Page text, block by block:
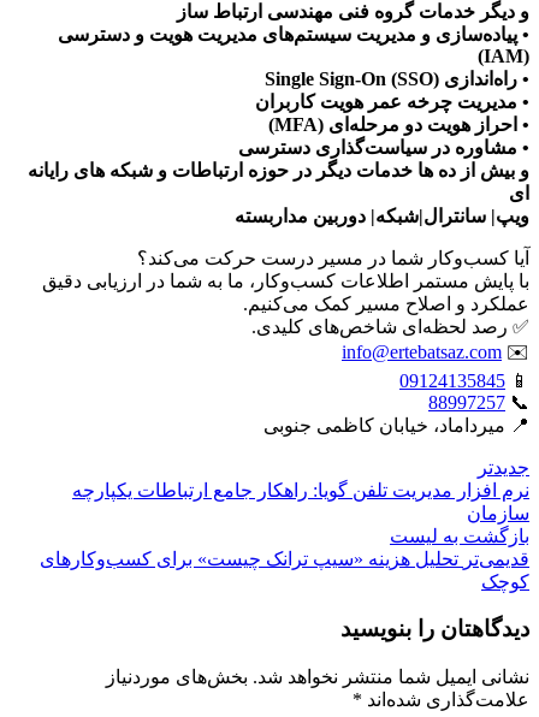
و دیگر خدمات گروه فنی مهندسی ارتباط ساز
• پیاده‌سازی و مدیریت سیستم‌های مدیریت هویت و دسترسی
(IAM)
• راه‌اندازی Single Sign-On (SSO)
• مدیریت چرخه عمر هویت کاربران
• احراز هویت دو مرحله‌ای (MFA)
• مشاوره در سیاست‌گذاری دسترسی
و بیش از ده ها خدمات دیگر در حوزه ارتباطات و شبکه های رایانه
ای
ویپ| سانترال|شبکه| دوربین مداربسته
آیا کسب‌وکار شما در مسیر درست حرکت می‌کند؟
با پایش مستمر اطلاعات کسب‌وکار، ما به شما در ارزیابی دقیق
عملکرد و اصلاح مسیر کمک می‌کنیم.
✅ رصد لحظه‌ای شاخص‌های کلیدی.
✉️
info@ertebatsaz.com
📱
09124135845
📞
88997257
📍 میرداماد، خیابان کاظمی جنوبی
جدیدتر
نرم افزار مدیریت تلفن گویا: راهکار جامع ارتباطات یکپارچه
سازمان
بازگشت بە لیست
قدیمی‌تر تحلیل هزینه «سیپ ترانک چیست» برای کسب‌وکارهای
کوچک
دیدگاهتان را بنویسید
نشانی ایمیل شما منتشر نخواهد شد. بخش‌های موردنیاز
علامت‌گذاری شده‌اند *